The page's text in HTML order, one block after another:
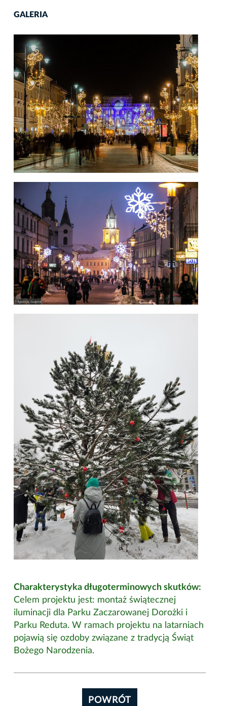
GALERIA
Charakterystyka długoterminowych skutków:
Celem projektu jest: montaż świątecznej
iluminacji dla Parku Zaczarowanej Dorożki i
Parku Reduta. W ramach projektu na latarniach
pojawią się ozdoby związane z tradycją Świąt
Bożego Narodzenia.
POWRÓT